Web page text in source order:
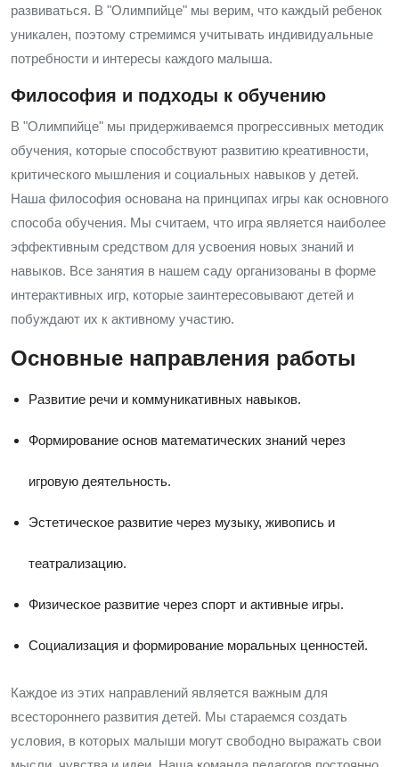
развиваться. В "Олимпийце" мы верим, что каждый ребенок
уникален, поэтому стремимся учитывать индивидуальные
потребности и интересы каждого малыша.
Философия и подходы к обучению
В "Олимпийце" мы придерживаемся прогрессивных методик
обучения, которые способствуют развитию креативности,
критического мышления и социальных навыков у детей.
Наша философия основана на принципах игры как основного
способа обучения. Мы считаем, что игра является наиболее
эффективным средством для усвоения новых знаний и
навыков. Все занятия в нашем саду организованы в форме
интерактивных игр, которые заинтересовывают детей и
побуждают их к активному участию.
Основные направления работы
Развитие речи и коммуникативных навыков.
Формирование основ математических знаний через
игровую деятельность.
Эстетическое развитие через музыку, живопись и
театрализацию.
Физическое развитие через спорт и активные игры.
Социализация и формирование моральных ценностей.
Каждое из этих направлений является важным для
всестороннего развития детей. Мы стараемся создать
условия, в которых малыши могут свободно выражать свои